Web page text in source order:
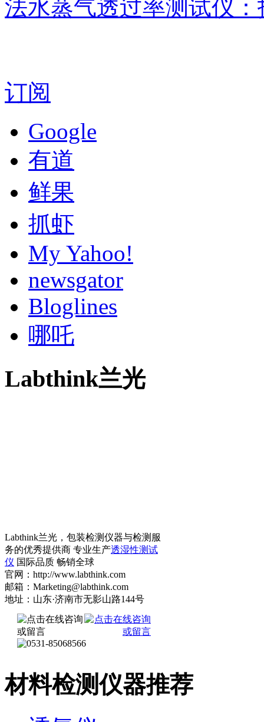
法水蒸气透过率测试仪
订阅
Google
有道
鲜果
抓虾
My Yahoo!
newsgator
Bloglines
哪吒
Labthink兰光
Labthink兰光，包装检测仪器与检测服
务的优秀提供商 专业生产透湿性测试
仪 国际品质 畅销全球
官网：http://www.labthink.com
邮箱：Marketing@labthink.com
地址：山东·济南市无影山路144号
材料检测仪器推荐